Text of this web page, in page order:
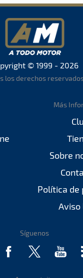
© 1999 - 2026
los derechos
Más
Sobre
Política de
Aviso
Síguenos